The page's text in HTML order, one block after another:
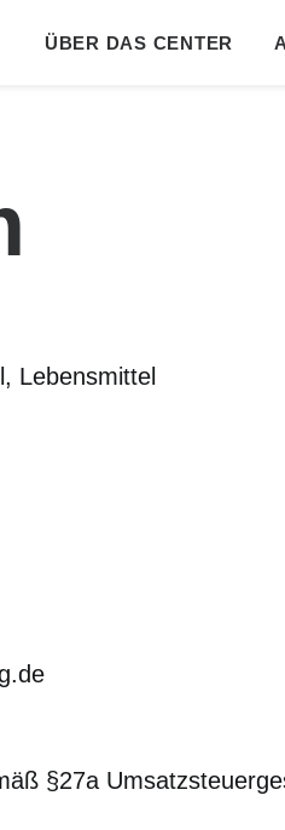
ÜBER DAS CENTER
Lebensmittel
§27a